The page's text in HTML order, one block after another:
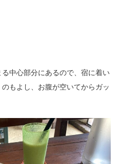
中心部分にあるので、宿に着い
もよし、お腹が空いてからガッ